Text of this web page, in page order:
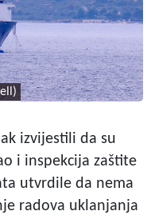
izvijestili da su
i inspekcija zaštite
utvrdile da nema
radova uklanjanja